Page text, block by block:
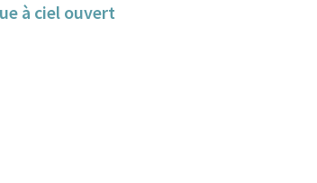
à ciel ouvert